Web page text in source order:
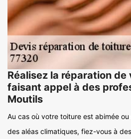
Réalisez la réparation
faisant appel à des
Moutils
Au cas où votre toiture est abimée
des aléas climatiques, fiez-vous à